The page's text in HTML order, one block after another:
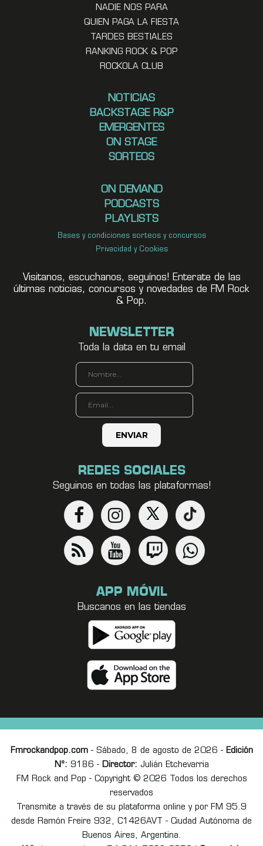
NADIE NOS PARA
QUIEN PAGA LA FIESTA
TARDES BESTIALES
RANKING ROCK & POP
ROCKOLA CLUB
NOTICIAS
BACKSTAGE R&P
EMERGENTES
ON STAGE
SORTEOS
ON DEMAND
PODCASTS
PLAYLISTS
Bases y condiciones sorteos y concursos
Privacidad y Cookies
Visitanos, escuchanos, seguínos! Enterate de las
últimas noticias, concursos y novedades de FM Rock
& Pop.
NEWSLETTER
Toda la data en tu email
REDES SOCIALES
Seguinos en todas las plataformas!
APP MÓVIL
Buscanos en las tiendas
Fmrockandpop.com- Sábado, 8 de agosto de 2026 - Edición
Nº: 9186 - Director: Julián Etchevarria
FM Rock and Pop - Copyright © 2026 Todos los derechos
reservados
Transmite a través de su plataforma online y por FM 95.9
desde Ramón Freire 932, C1426AVT - Ciudad Autónoma de
Buenos Aires, Argentina.